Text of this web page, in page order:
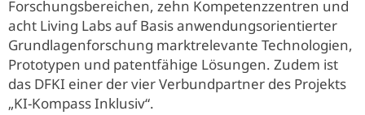
Forschungsbereichen, zehn Kompetenzzentren und
acht Living Labs auf Basis anwendungsorientierter
Grundlagenforschung marktrelevante Technologien,
Prototypen und patentfähige Lösungen. Zudem ist
das DFKI einer der vier Verbundpartner des Projekts
„KI-Kompass Inklusiv“.